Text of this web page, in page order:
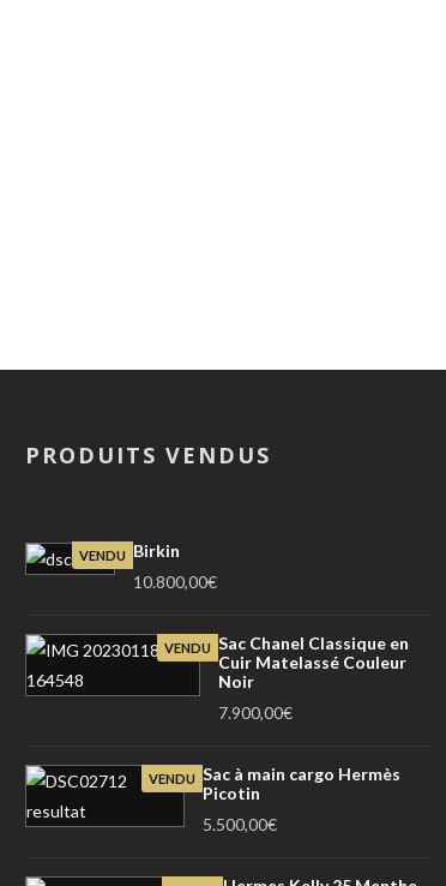
PRODUITS VENDUS
VENDU
Birkin
10.800,00€
VENDU Sac Chanel Classique en
Cuir Matelassé Couleur
Noir
7.900,00€
VENDU Sac à main cargo Hermès
Picotin
5.500,00€